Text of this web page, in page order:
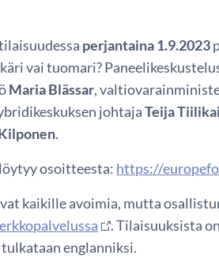
perjantaina 1.9.2023
vai tuomari?
Maria Blässar,
johtajaTeija
.
osoitteesta: https://
kaikille avoimia, mutta
. Tilaisuuksista
englanniksi.